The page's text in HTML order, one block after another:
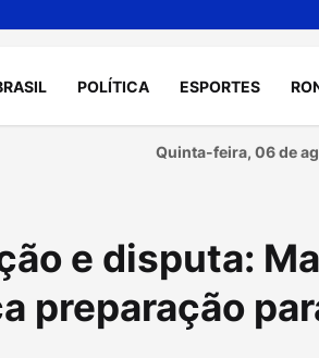
POLÍTICA ESPORTES
Quinta-feira, 06 de
e disputa:
preparação